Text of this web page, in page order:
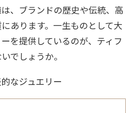
、ブランドの歴史や伝統、高
あります。一生ものとして大
を提供しているのが、ティフ
でしょうか。
なジュエリー